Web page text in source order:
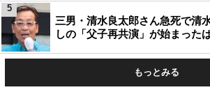
三男・清水良太郎さん急死で清
しの「父子再共演」が始まった
5
もっとみる